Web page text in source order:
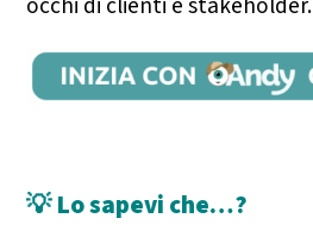
💡 Lo sapevi che…?